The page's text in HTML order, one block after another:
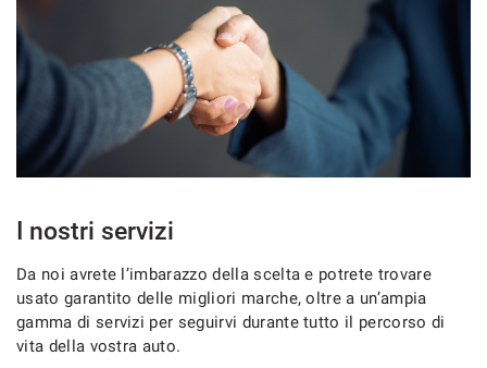
I nostri servizi
Da noi avrete l’imbarazzo della scelta e potrete trovare
usato garantito delle migliori marche, oltre a un’ampia
gamma di servizi per seguirvi durante tutto il percorso di
vita della vostra auto.